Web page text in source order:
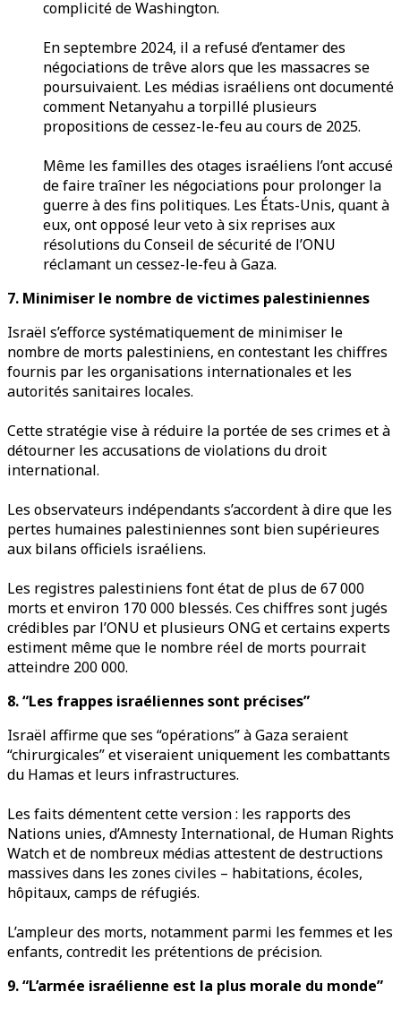
complicité de Washington.
En septembre 2024, il a refusé d’entamer des
négociations de trêve alors que les massacres se
poursuivaient. Les médias israéliens ont documenté
comment Netanyahu a torpillé plusieurs
propositions de cessez-le-feu au cours de 2025.
Même les familles des otages israéliens l’ont accusé
de faire traîner les négociations pour prolonger la
guerre à des fins politiques. Les États-Unis, quant à
eux, ont opposé leur veto à six reprises aux
résolutions du Conseil de sécurité de l’ONU
réclamant un cessez-le-feu à Gaza.
7. Minimiser le nombre de victimes palestiniennes
Israël s’efforce systématiquement de minimiser le
nombre de morts palestiniens, en contestant les chiffres
fournis par les organisations internationales et les
autorités sanitaires locales.
Cette stratégie vise à réduire la portée de ses crimes et à
détourner les accusations de violations du droit
international.
Les observateurs indépendants s’accordent à dire que les
pertes humaines palestiniennes sont bien supérieures
aux bilans officiels israéliens.
Les registres palestiniens font état de plus de 67 000
morts et environ 170 000 blessés. Ces chiffres sont jugés
crédibles par l’ONU et plusieurs ONG et certains experts
estiment même que le nombre réel de morts pourrait
atteindre 200 000.
8. “Les frappes israéliennes sont précises”
Israël affirme que ses “opérations” à Gaza seraient
“chirurgicales” et viseraient uniquement les combattants
du Hamas et leurs infrastructures.
Les faits démentent cette version : les rapports des
Nations unies, d’Amnesty International, de Human Rights
Watch et de nombreux médias attestent de destructions
massives dans les zones civiles – habitations, écoles,
hôpitaux, camps de réfugiés.
L’ampleur des morts, notamment parmi les femmes et les
enfants, contredit les prétentions de précision.
9. “L’armée israélienne est la plus morale du monde”